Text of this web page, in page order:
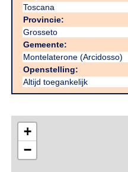
Toscana
Provincie:
Grosseto
Gemeente:
Montelaterone (Arcidosso)
Openstelling:
Altijd toegankelijk
+
−